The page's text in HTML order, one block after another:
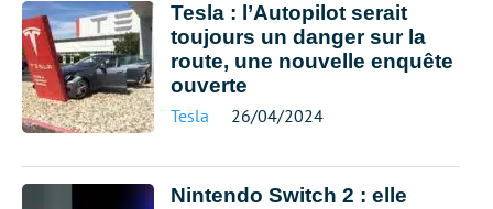
Tesla : l’Autopilot serait
toujours un danger sur la
route, une nouvelle enquête
ouverte
Tesla 26/04/2024
Nintendo Switch 2 : elle